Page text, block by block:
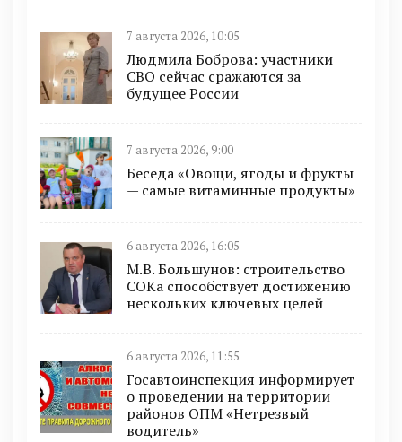
7 августа 2026, 10:05
Людмила Боброва: участники
СВО сейчас сражаются за
будущее России
7 августа 2026, 9:00
Беседа «Овощи, ягоды и фрукты
— самые витаминные продукты»
6 августа 2026, 16:05
М.В. Большунов: строительство
СОКа способствует достижению
нескольких ключевых целей
6 августа 2026, 11:55
Госавтоинспекция информирует
о проведении на территории
районов ОПМ «Нетрезвый
водитель»